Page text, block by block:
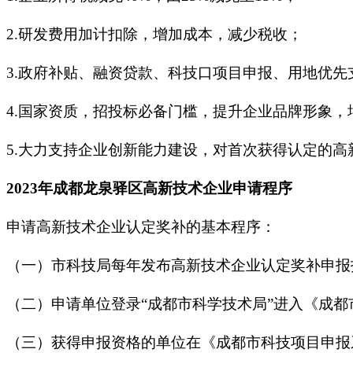
2.研发费用加计扣除，增加成本，减少税收；
3.政府补贴、融资贷款、科技口项目申报、用地优
4.国家资质，招投标必备门槛，提升企业品牌形象
5.大力支持企业创新能力建设，对首次获得认定的
2023年成都龙泉驿区高新技术企业申请程序
申请高新技术企业认定奖补的基本程序：
（一）市科技局每年发布高新技术企业认定奖补申
（二）申请单位登录“成都市科学技术局”进入《成
（三）获得申报资格的单位在《成都市科技项目申